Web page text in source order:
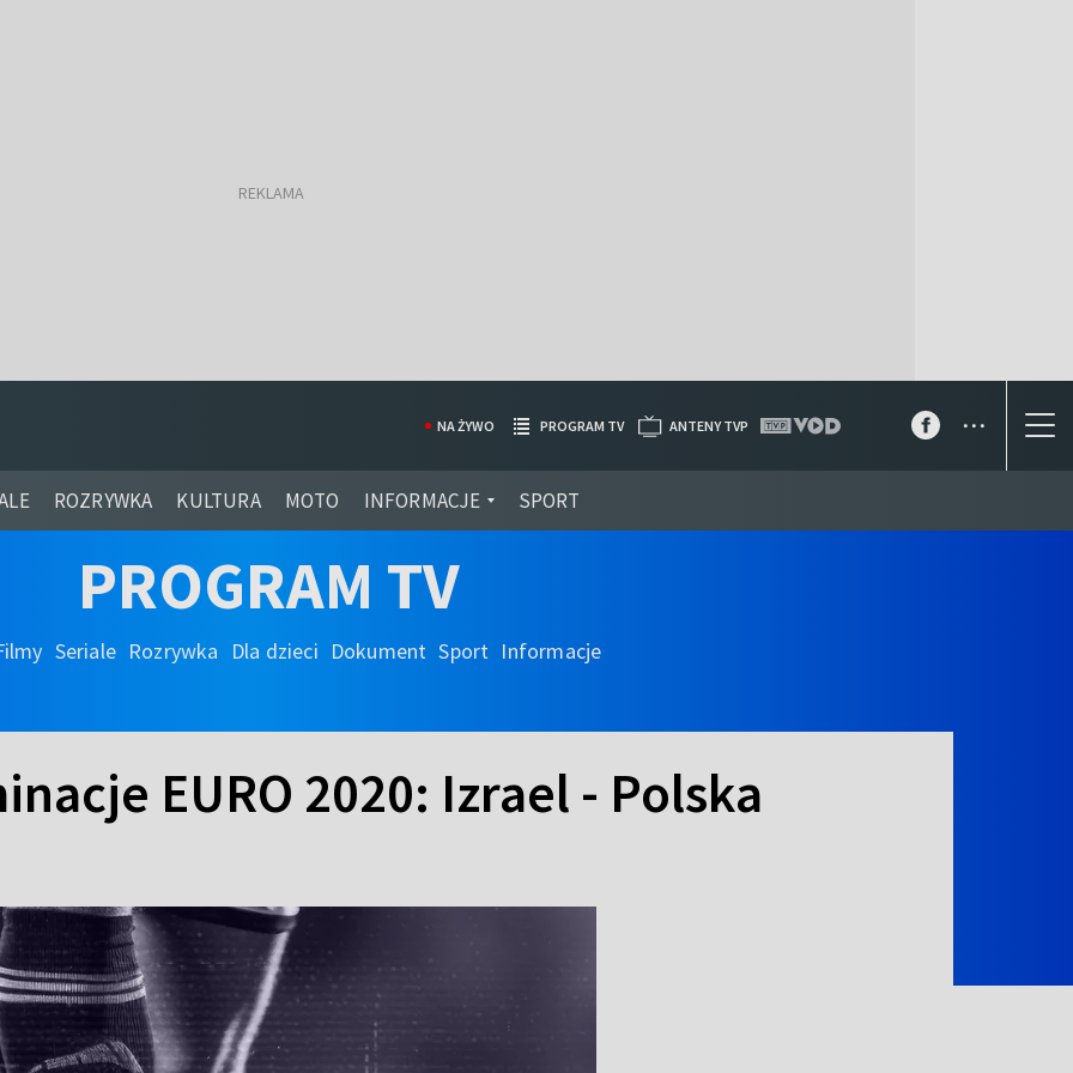
ROZRYWKA KULTURA MOTO INFORMACJE SPORT
NA ŻYWO PROGRAM TV ANTENY TVP ...
PROGRAM TV
Seriale Rozrywka Dla dzieci Dokument Sport Informacje
EURO 2020: Izrael - Polska